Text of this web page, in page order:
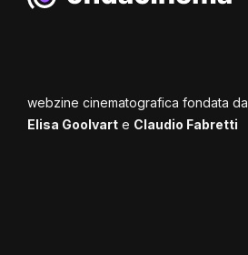
webzine cinematografica fondata da
Elisa Goolvart e Claudio Fabretti